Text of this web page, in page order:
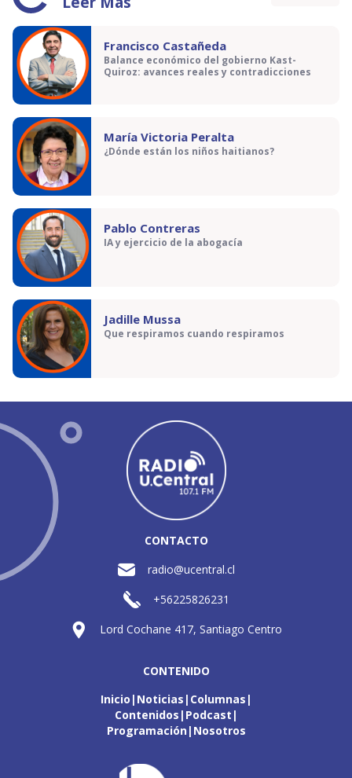
Francisco Castañeda
Balance económico del gobierno Kast-
Quiroz: avances reales y contradicciones
María Victoria Peralta
¿Dónde están los niños haitianos?
Pablo Contreras
IA y ejercicio de la abogacía
Jadille Mussa
Que respiramos cuando respiramos
CONTACTO
radio@ucentral.cl
+56225826231
Lord Cochane 417, Santiago Centro
CONTENIDO
Inicio Noticias Columnas
Contenidos Podcast
Programación Nosotros